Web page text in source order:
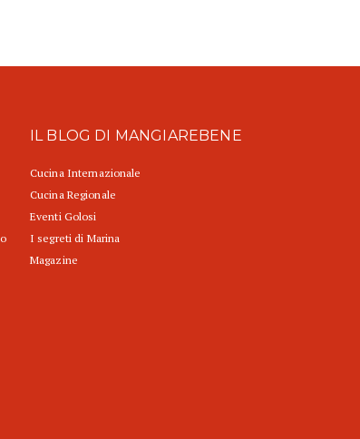
IL BLOG DI MANGIAREBENE
Cucina Internazionale
Cucina Regionale
Eventi Golosi
I segreti di Marina
Magazine